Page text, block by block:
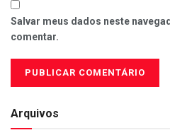
Salvar meus dados neste
comentar.
Arquivos